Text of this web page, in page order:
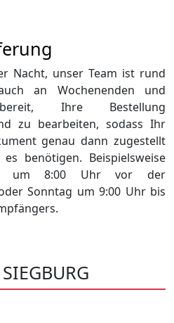
Nacht, unser Team ist rund
an Wochenenden und
Ihre Bestellung
zu bearbeiten, sodass Ihr
genau dann zugestellt
benötigen. Beispielsweise
um 8:00 Uhr vor der
Sonntag um 9:00 Uhr bis